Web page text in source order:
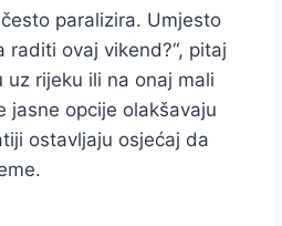
paralizira. Umjesto
raditi ovaj vikend?“, pitaj
uz rijeku ili na onaj mali
jasne opcije olakšavaju
ostavljaju osjećaj da